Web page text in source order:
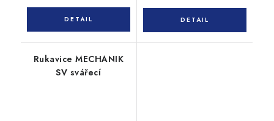
Rukavice MECHANIK
SV svářecí